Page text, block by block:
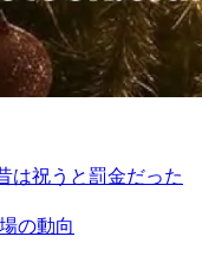
は祝うと罰金だった
の動向